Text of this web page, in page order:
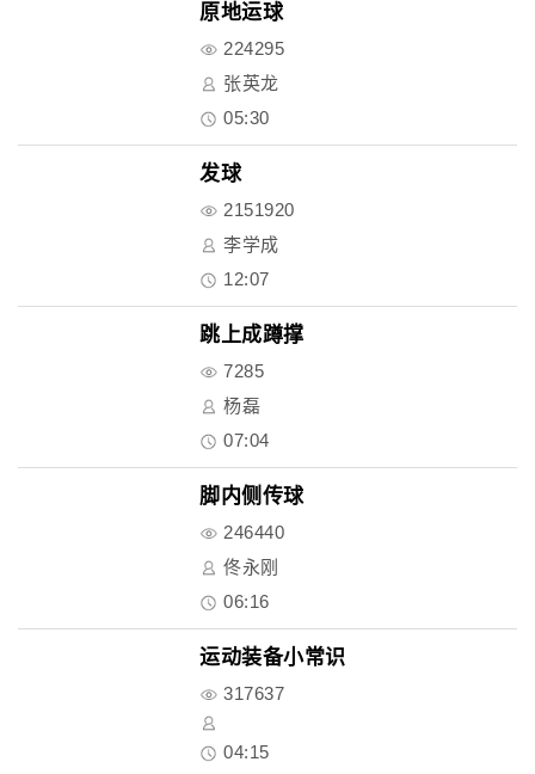
原地运球
224295
张英龙
05:30
发球
2151920
李学成
12:07
跳上成蹲撑
7285
杨磊
07:04
脚内侧传球
246440
佟永刚
06:16
运动装备小常识
317637
04:15